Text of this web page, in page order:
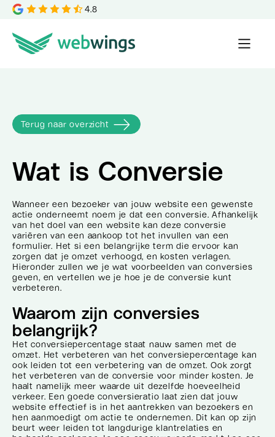
4.8
Terug naar overzicht
Wat is Conversie
Wanneer een bezoeker van jouw website een gewenste
actie onderneemt noem je dat een conversie. Afhankelijk
van het doel van een website kan deze conversie
variëren van een aankoop tot het invullen van een
formulier. Het si een belangrijke term die ervoor kan
zorgen dat je omzet verhoogd, en kosten verlagen.
Hieronder zullen we je wat voorbeelden van conversies
geven, en vertellen we je hoe je de conversie kunt
verbeteren.
Waarom zijn conversies
belangrijk?
Het conversiepercentage staat nauw samen met de
omzet. Het verbeteren van het conversiepercentage kan
ook leiden tot een verbetering van de omzet. Ook zorgt
het verbeteren van de conversie voor minder kosten. Je
haalt namelijk meer waarde uit dezelfde hoeveelheid
verkeer. Een goede conversieratio laat zien dat jouw
website effectief is in het aantrekken van bezoekers en
hen aanmoedigt om actie te ondernemen. Dit kan op zijn
beurt weer leiden tot langdurige klantrelaties en